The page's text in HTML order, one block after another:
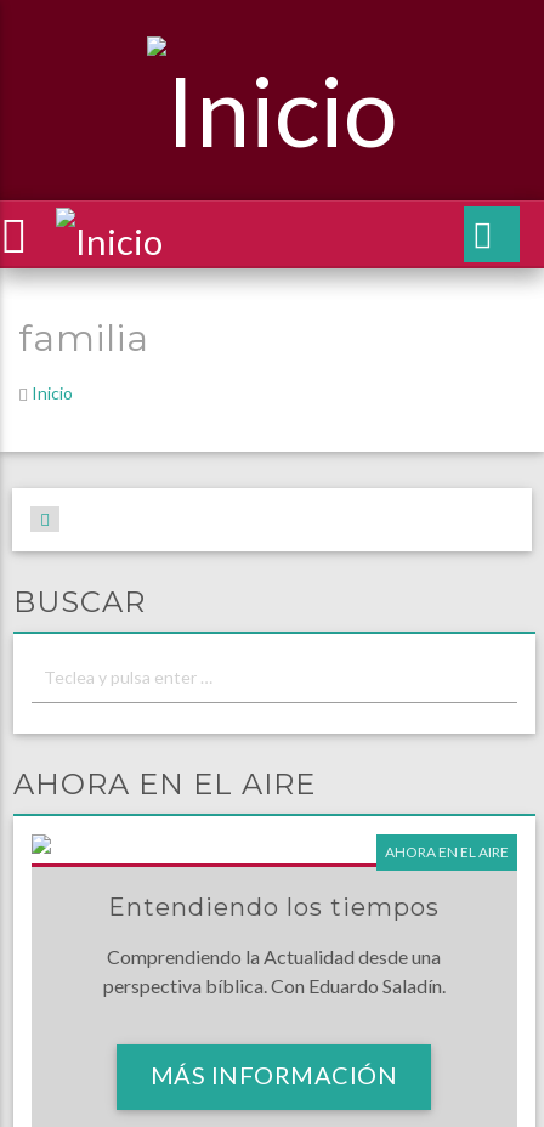
familia
Inicio
BUSCAR
AHORA EN EL AIRE
AHORA EN EL AIRE
Entendiendo los tiempos
Comprendiendo la Actualidad desde una
perspectiva bíblica. Con Eduardo Saladín.
MÁS INFORMACIÓN